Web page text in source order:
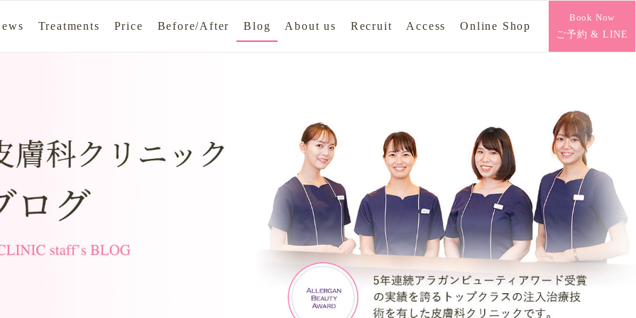
Treatments Price Before/After Blog About us Recruit Access Online Shop
Book Now
ご予約 & LINE